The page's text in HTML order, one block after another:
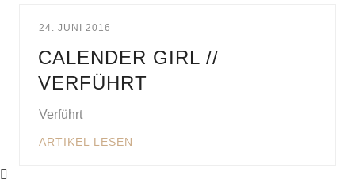
24. JUNI 2016
CALENDER GIRL //
VERFÜHRT
Verführt
ARTIKEL LESEN